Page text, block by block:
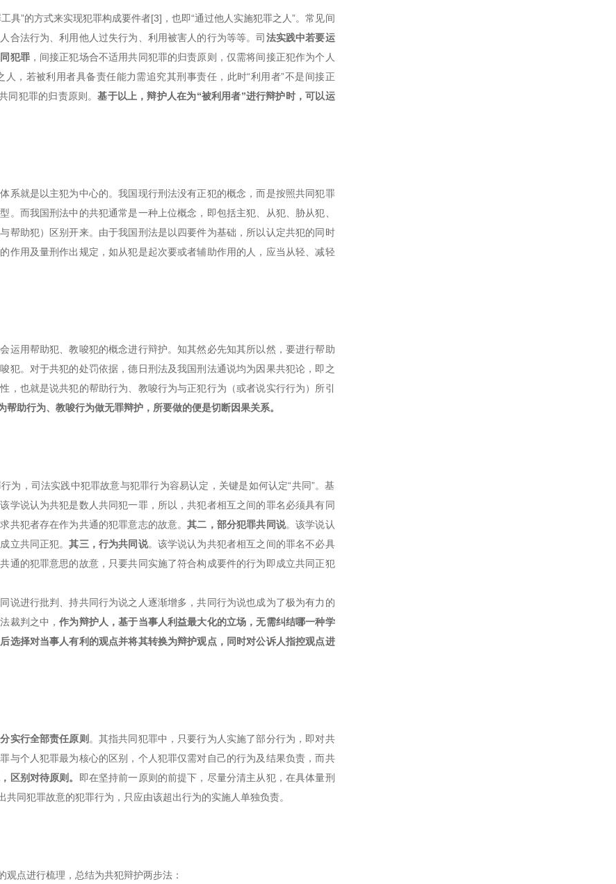
具”的方式来实现犯罪构成要件者[3]，也即“通过他人实施犯罪之人”。常见间
合法行为、利用他人过失行为、利用被害人的行为等等。司 法实践中若要运
犯罪，间接正犯场合不适用共同犯罪的归责原则，仅需将间接正犯作为个人
人，若被利用者具备责任能力需追究其刑事责任，此时“利用者”不是间接正
同犯罪的归责原则。基于以上，辩护人在为“被利用者”进行辩护时，可以运
系就是以主犯为中心的。我国现行刑法没有正犯的概念，而是按照共同犯罪
而我国刑法中的共犯通常是一种上位概念，即包括主犯、从犯、胁从犯、
帮助犯）区别开来。由于我国刑法是以四要件为基础，所以认定共犯的同时
作用及量刑作出规定，如从犯是起次要或者辅助作用的人，应当从轻、减轻
运用帮助犯、教唆犯的概念进行辩护。知其然必先知其所以然，要进行帮助
犯。对于共犯的处罚依据，德日刑法及我国刑法通说均为因果共犯论，即之
也就是说共犯的帮助行为、教唆行为与正犯行为（或者说实行行为）所引
帮助行为、教唆行为做无罪辩护，所要做的便是切断因果关系。
为，司法实践中犯罪故意与犯罪行为容易认定，关键是如何认定“共同”。基
学说认为共犯是数人共同犯一罪，所以，共犯者相互之间的罪名必须具有同
共犯者存在作为共通的犯罪意志的故意。其二，部分犯罪共同说。该学说认
立共同正犯。其三，行为共同说。该学说认为共犯者相互之间的罪名不必具
通的犯罪意思的故意，只要共同实施了符合构成要件的行为即成立共同正犯
说进行批判、持共同行为说之人逐渐增多，共同行为说也成为了极为有力的
裁判之中，作为辩护人，基于当事人利益最大化的立场，无需纠结哪一种学
选择对当事人有利的观点并将其转换为辩护观点，同时对公诉人指控观点进
实行全部责任原则 。其指共同犯罪中，只要行为人实施了部分行为，即对共
与个人犯罪最为核心的区别，个人犯罪仅需对自己的行为及结果负责，而共
区别对待原则。
即在坚持前一原则的前提下，尽量分清主从犯，在具体量刑
共同犯罪故意的犯罪行为，只应由该超出行为的实施人单独负责。
点进行梳理，总结为共犯辩护两步法：